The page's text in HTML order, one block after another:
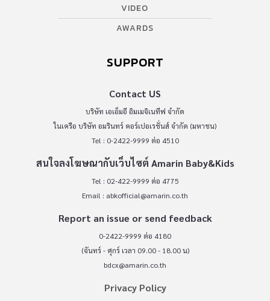
VIDEO
AWARDS
SUPPORT
Contact US
บริษัท เอเอ็มอี อิมเมจิเนทีฟ จำกัด
ในเครือ บริษัท อมรินทร์ คอร์เปอเรชั่นส์ จำกัด (มหาชน)
Tel : 0-2422-9999 ต่อ 4510
สนใจลงโฆษณากับเว็บไซต์ Amarin Baby&Kids
Tel : 02-422-9999 ต่อ 4775
Email : abkofficial@amarin.co.th
Report an issue or send feedback
0-2422-9999 ต่อ 4180
(จันทร์ - ศุกร์ เวลา 09.00 - 18.00 น)
bdcx@amarin.co.th
Privacy Policy